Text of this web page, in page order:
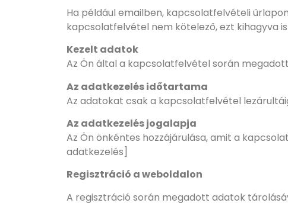
Ha például emailben, kapcsolatfelvételi
kapcsolatfelvétel nem kötelező, ezt kihagyva
Kezelt adatok
Az Ön által a kapcsolatfelvétel során
Az adatkezelés időtartama
Az adatokat csak a kapcsolatfelvétel
Az adatkezelés jogalapja
Az Ön önkéntes hozzájárulása, amit a
adatkezelés]
Regisztráció a weboldalon
A regisztráció során megadott adatok